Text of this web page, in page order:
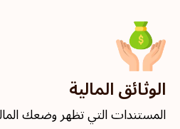
الوثائق المالية
المستندات التي تظهر وضعك